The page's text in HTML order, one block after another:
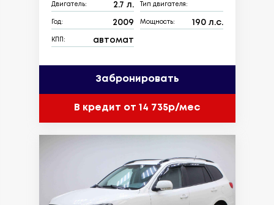
Двигатель: 2.7 л. Тип двигателя:
Год: 2009 Мощность: 190 л.с.
КПП: автомат
Забронировать
В кредит от 14 735р/мес